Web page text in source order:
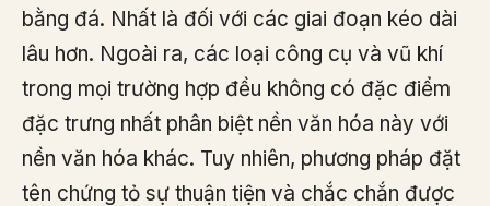
bằng đá. Nhất là đối với các giai đoạn kéo dài
lâu hơn. Ngoài ra, các loại công cụ và vũ khí
trong mọi trường hợp đều không có đặc điểm
đặc trưng nhất phân biệt nền văn hóa này với
nền văn hóa khác. Tuy nhiên, phương pháp đặt
tên chứng tỏ sự thuận tiện và chắc chắn được